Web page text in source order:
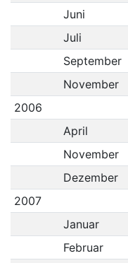
Juni
Juli
September
November
2006
April
November
Dezember
2007
Januar
Februar